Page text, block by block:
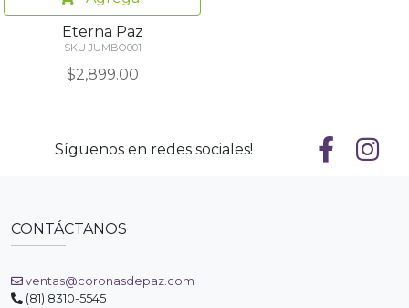
Eterna Paz
SKU JUMBO001
$2,899.00
Síguenos en redes sociales!
CONTÁCTANOS
ventas@coronasdepaz.com
(81) 8310-5545